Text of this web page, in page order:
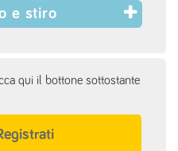
e stiro
qui il bottone sottostante